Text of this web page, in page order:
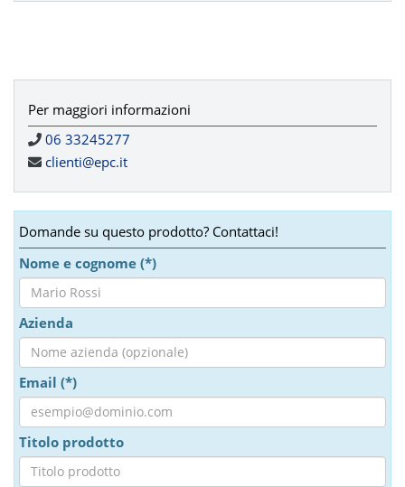
Per maggiori informazioni
06 33245277
clienti@epc.it
Domande su questo prodotto? Contattaci!
Nome e cognome (*)
Azienda
Email (*)
Titolo prodotto